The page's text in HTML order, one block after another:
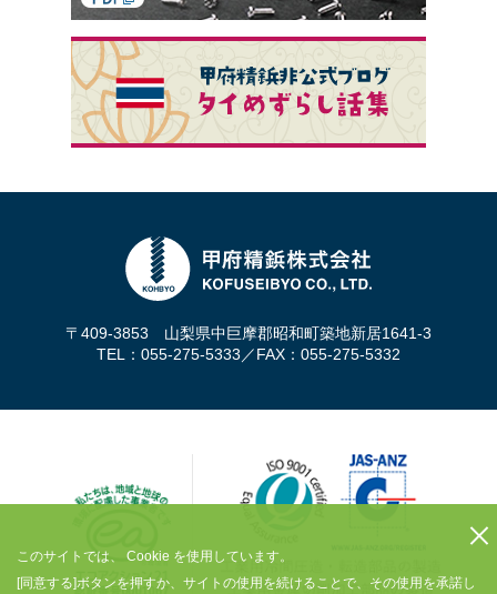
〒409-3853 山梨県中巨摩郡昭和町築地新居1641-3
TEL：055-275-5333 ／FAX：055-275-5332
このサイトでは、 Cookie を使用しています。
[同意する]ボタンを押すか、サイトの使用を続けることで、その使用を承諾し